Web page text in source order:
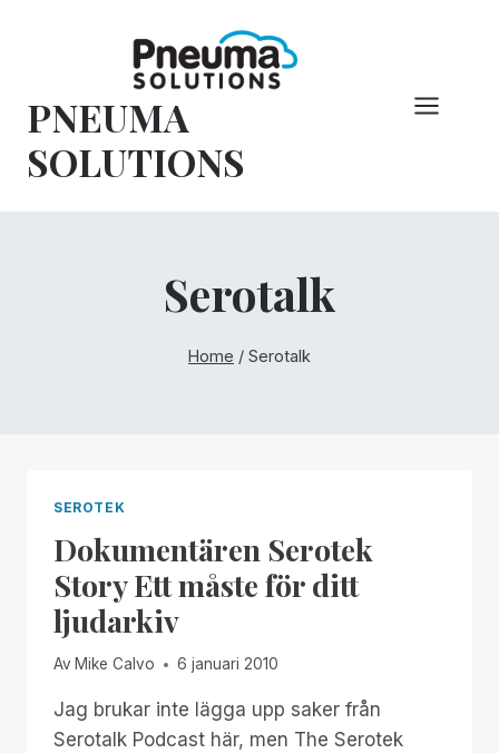
PNEUMA
SOLUTIONS
Serotalk
Home / Serotalk
SEROTEK
Dokumentären Serotek
Story Ett måste för ditt
ljudarkiv
Av Mike Calvo 6 januari 2010
Jag brukar inte lägga upp saker från
Serotalk Podcast här, men The Serotek